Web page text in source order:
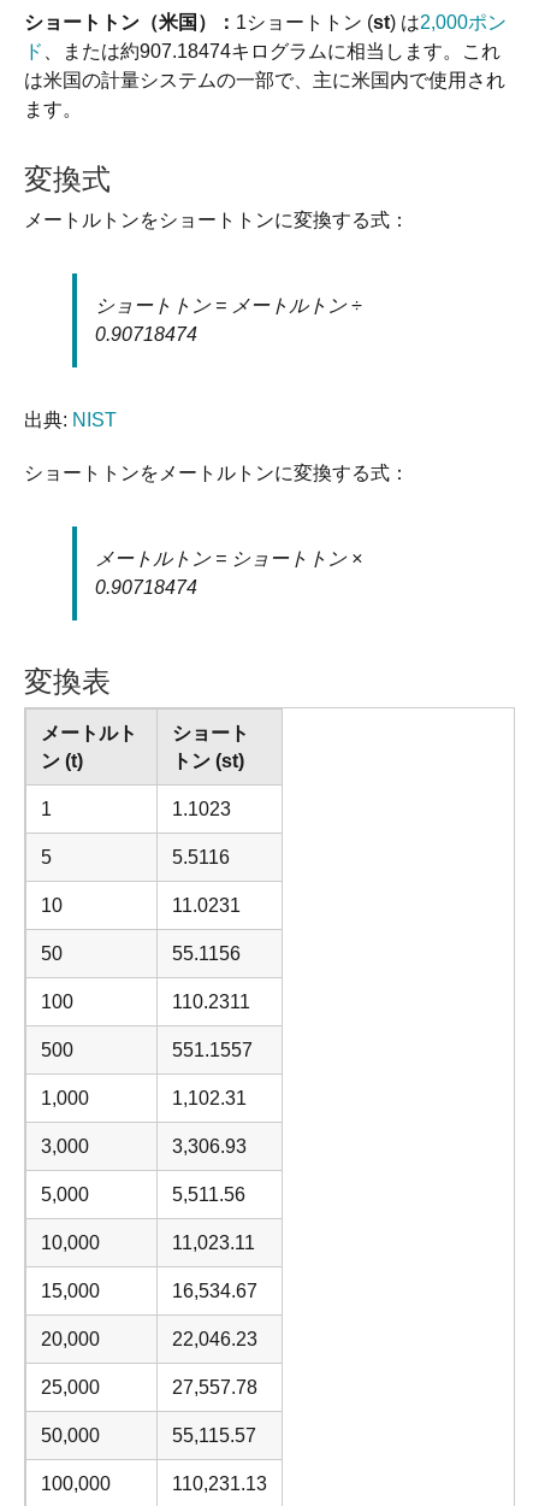
ショートトン（米国）： 1ショートトン (st) は2,000ポン
ド
、または約907.18474キログラムに相当します。これ
は米国の計量システムの一部で、主に米国内で使用され
ます。
変換式
メートルトンをショートトンに変換する式：
ショートトン = メートルトン ÷
0.90718474
出典: NIST
ショートトンをメートルトンに変換する式：
メートルトン = ショートトン ×
0.90718474
変換表
メートルト
ン (t)
ショート
トン (st)
1 1.1023
5 5.5116
10 11.0231
50 55.1156
100 110.2311
500 551.1557
1,000 1,102.31
3,000 3,306.93
5,000 5,511.56
10,000 11,023.11
15,000 16,534.67
20,000 22,046.23
25,000 27,557.78
50,000 55,115.57
100,000 110,231.13